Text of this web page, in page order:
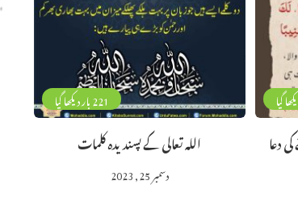
221 بار دیکھا گیا
اللہ تعالی کے پسندیدہ کلمات
دسمبر 25, 2023
دعا